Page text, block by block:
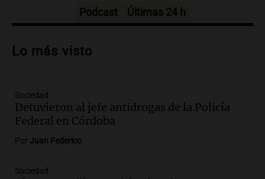
Audio.Preparativos para la feria en La
de apertura
Audio.
lluvias, senadores manifiestan
oposición a ley de tierras
Panorama Federal
Audio.
Podcast Últimas 24 h
Lo más visto
Sociedad
Detuvieron al jefe antidrogas de la Policía
Federal en Córdoba
Por Juan Federico
Sociedad